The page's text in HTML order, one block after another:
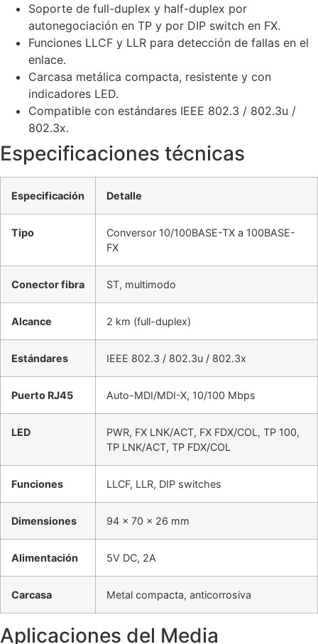
Soporte de full-duplex y half-duplex por
autonegociación en TP y por DIP switch en FX.
Funciones LLCF y LLR para detección de fallas en el
enlace.
Carcasa metálica compacta, resistente y con
indicadores LED.
Compatible con estándares IEEE 802.3 / 802.3u /
802.3x.
Especificaciones técnicas
Especificación Detalle
Tipo
Conversor 10/100BASE-TX a 100BASE-
FX
Conector fibra ST, multimodo
Alcance 2 km (full-duplex)
Estándares IEEE 802.3 / 802.3u / 802.3x
Puerto RJ45 Auto-MDI/MDI-X, 10/100 Mbps
LED
PWR, FX LNK/ACT, FX FDX/COL, TP 100,
TP LNK/ACT, TP FDX/COL
Funciones LLCF, LLR, DIP switches
Dimensiones 94 × 70 × 26 mm
Alimentación 5V DC, 2A
Carcasa Metal compacta, anticorrosiva
Aplicaciones del Media